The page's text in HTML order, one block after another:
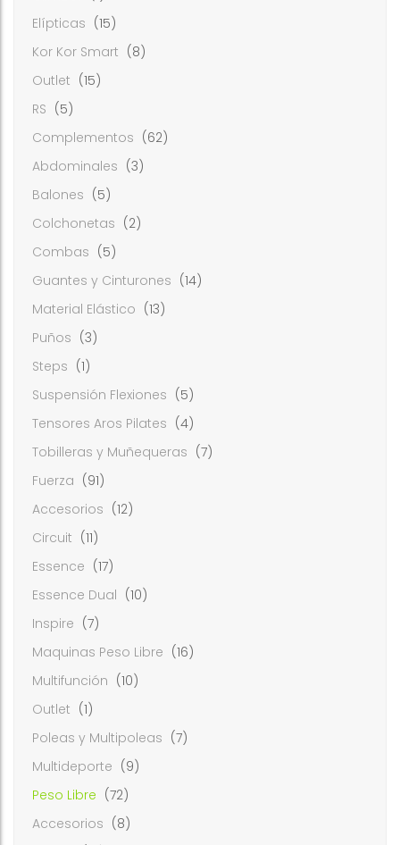
Elípticas (15)
Kor Kor Smart (8)
Outlet (15)
RS (5)
Complementos (62)
Abdominales (3)
Balones (5)
Colchonetas (2)
Combas (5)
Guantes y Cinturones (14)
Material Elástico (13)
Puños (3)
Steps (1)
Suspensión Flexiones (5)
Tensores Aros Pilates (4)
Tobilleras y Muñequeras (7)
Fuerza (91)
Accesorios (12)
Circuit (11)
Essence (17)
Essence Dual (10)
Inspire (7)
Maquinas Peso Libre (16)
Multifunción (10)
Outlet (1)
Poleas y Multipoleas (7)
Multideporte (9)
Peso Libre (72)
Accesorios (8)